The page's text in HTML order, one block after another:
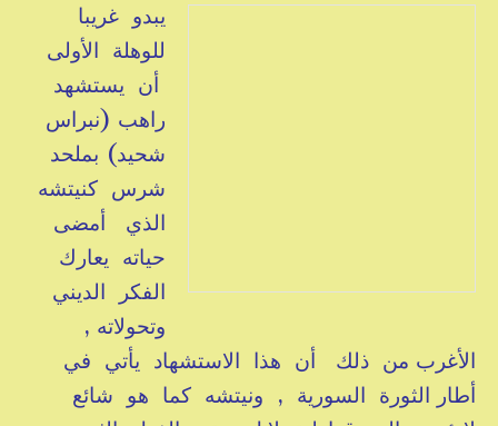
يبدو غريبا
للوهلة الأولى
أن يستشهد
راهب (نبراس
شحيد) بملحد
شرس كنيتشه
الذي أمضى
حياته يعارك
الفكر الديني
وتحولاته ,
الأغرب من ذلك أن هذا الاستشهاد يأتي في
أطار الثورة السورية , ونيتشه كما هو شائع